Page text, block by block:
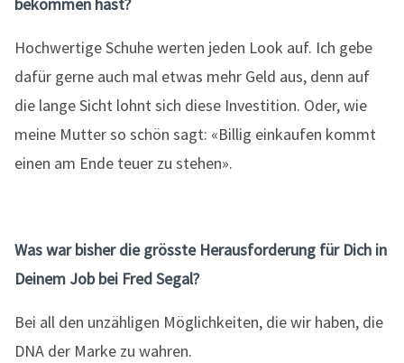
Hochwertige Schuhe werten jeden Look auf. Ich gebe
dafür gerne auch mal etwas mehr Geld aus, denn auf
die lange Sicht lohnt sich diese Investition. Oder, wie
meine Mutter so schön sagt: «Billig einkaufen kommt
einen am Ende teuer zu stehen».
Was war bisher die grösste Herausforderung für Dich in
Deinem Job bei Fred Segal?
Bei all den unzähligen Möglichkeiten, die wir haben, die
DNA der Marke zu wahren.